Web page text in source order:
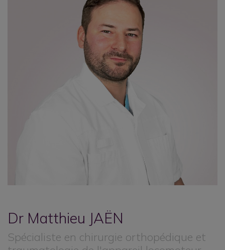
Dr Matthieu JAËN
Spécialiste en chirurgie orthopédique et